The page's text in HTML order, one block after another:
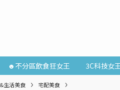
☻不分區飲食狂女王 3C科技女
生活美食 宅配美食